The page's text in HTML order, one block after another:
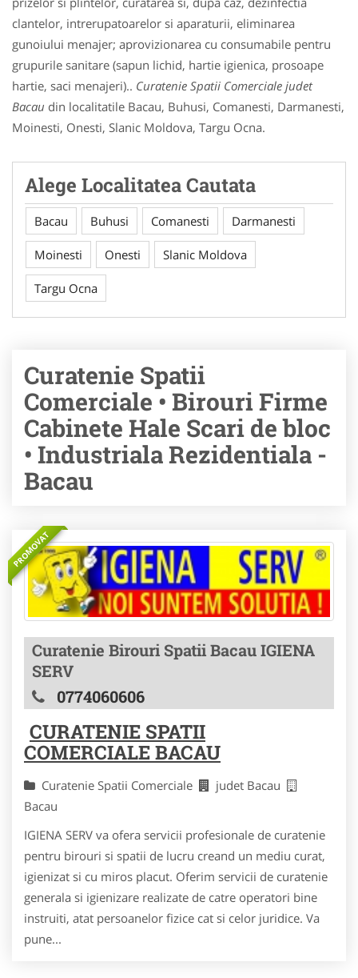
clantelor, intrerupatoarelor si aparaturii, eliminarea
gunoiului menajer; aprovizionarea cu consumabile pentru
grupurile sanitare (sapun lichid, hartie igienica, prosoape
hartie, saci menajeri).. Curatenie Spatii Comerciale judet
Bacau din localitatile Bacau, Buhusi, Comanesti, Darmanesti,
Moinesti, Onesti, Slanic Moldova, Targu Ocna.
Alege Localitatea Cautata
Bacau Buhusi Comanesti Darmanesti
Moinesti Onesti Slanic Moldova
Targu Ocna
Curatenie Spatii
Comerciale • Birouri Firme
Cabinete Hale Scari de bloc
• Industriala Rezidentiala -
Bacau
PROMOVAT
Curatenie Birouri Spatii Bacau IGIENA
SERV
0774060606
CURATENIE SPATII
COMERCIALE BACAU
Curatenie Spatii Comerciale
judet Bacau
Bacau
IGIENA SERV va ofera servicii profesionale de curatenie
pentru birouri si spatii de lucru creand un mediu curat,
igienizat si cu miros placut. Oferim servicii de curatenie
generala si igienizare realizate de catre operatori bine
instruiti, atat persoanelor fizice cat si celor juridice. Va
pune...